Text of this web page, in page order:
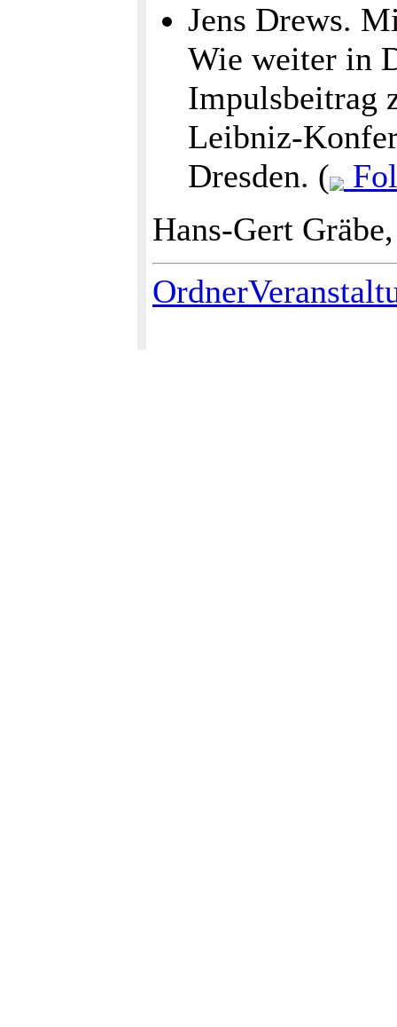
Jens Drews.
Wie weiter in
Impulsbeitrag
Leibniz-
Dresden. (
Hans-Gert